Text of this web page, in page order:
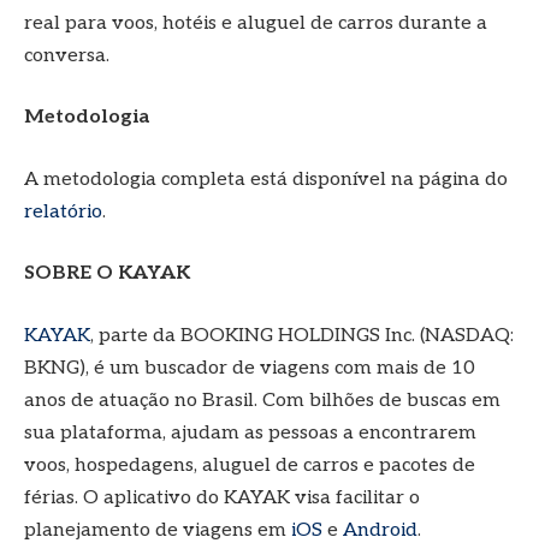
real para voos, hotéis e aluguel de carros durante a
conversa.
Metodologia
A metodologia completa está disponível na página do
relatório.
SOBRE O KAYAK
KAYAK, parte da BOOKING HOLDINGS Inc. (NASDAQ:
BKNG), é um buscador de viagens com mais de 10
anos de atuação no Brasil. Com bilhões de buscas em
sua plataforma, ajudam as pessoas a encontrarem
voos, hospedagens, aluguel de carros e pacotes de
férias. O aplicativo do KAYAK visa facilitar o
planejamento de viagens em iOS e Android.